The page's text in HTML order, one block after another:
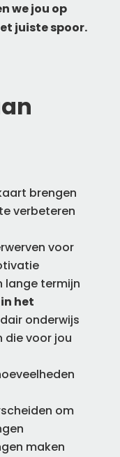
we jou op
juiste spoor.
brengen
verbeteren
voor
lange termijn
het
onderwijs
die voor jou
om
maken